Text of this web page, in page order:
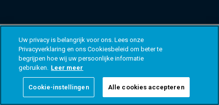
Uw privacy is belangrijk voor ons. Lees onze
Privacyverklaring en ons Cookiesbeleid om beter te
begrijpen hoe wij uw persoonlijke informatie
gebruiken. Leer meer
Cookie-instellingen Alle cookies accepteren